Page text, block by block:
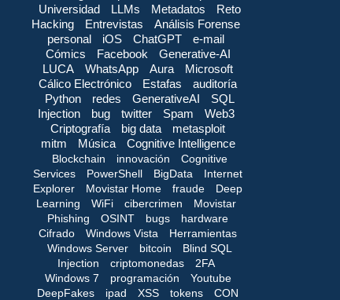
Universidad
LLMs Metadatos
Reto
Hacking
Entrevistas
Análisis Forense
personal
iOS ChatGPT
e-mail
Cómics
Facebook
Generative-AI
LUCA
WhatsApp Aura
Microsoft
Cálico Electrónico
Estafas
auditoría
Python
redes GenerativeAI
SQL
Injection
bug twitter Spam
Web3
Criptografía
big data
metasploit
mitm
Música Cognitive Intelligence
Blockchain innovación
Cognitive
Services
PowerShell BigData
Internet
Explorer
Movistar Home fraude
Deep
Learning
WiFi cibercrimen
Movistar
Phishing
OSINT bugs
hardware
Cifrado
Windows Vista
Herramientas
Windows Server
bitcoin
Blind SQL
Injection
criptomonedas
2FA
Windows 7
programación
Youtube
DeepFakes
ipad XSS tokens
CON